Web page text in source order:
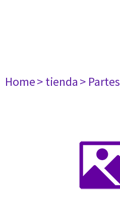
Home> tienda> Partes